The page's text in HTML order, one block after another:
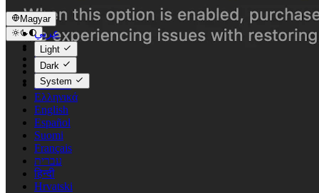
Magyar
عربي
Català
Čeština
Dansk
Deutsch
Ελληνικά
English
Español
Suomi
Français
עברית
हिन्दी
Hrvatski
Light
Dark
System